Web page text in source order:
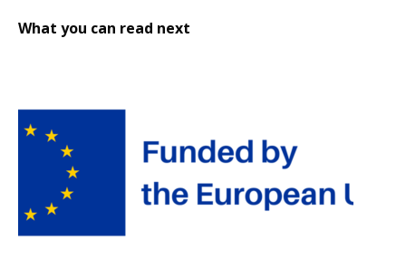
What you can read next